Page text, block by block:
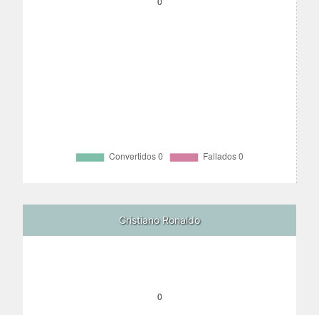
Cristiano Ronaldo